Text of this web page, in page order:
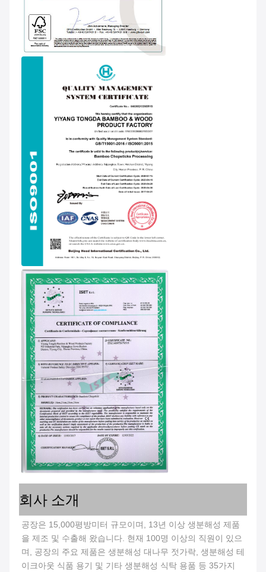
회사 소개
공장은 15,000평방미터 규모이며, 13년 이상 생분해성 제품
을 제조 및 수출해 왔습니다. 현재 100명 이상의 직원이 있으
며, 공장의 주요 제품은 생분해성 대나무 젓가락, 생분해성 테
이크아웃 식품 용기 및 기타 생분해성 식탁 용품 등 35가지